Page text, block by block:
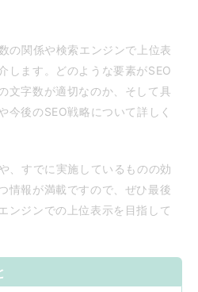
の関係や検索エンジンで上位表
します。どのような要素がSEO
文字数が適切なのか、そして具
今後のSEO戦略について詳しく
、すでに実施しているものの効
情報が満載ですので、ぜひ最後
ンジンでの上位表示を目指して